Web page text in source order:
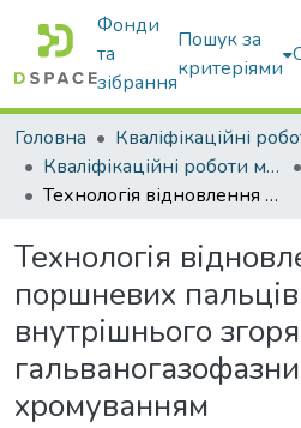
Фонди
та
зібрання
Пошук за
критеріями
Головна
Кваліфікаційні
Кваліфікаційні роботи магістрів
Технологія відновлення поршневих пальців двигунів внутрішнього згоряння гальваногазофазним хромуванням
Технологія
поршневих
внутрішнього
хромуванням